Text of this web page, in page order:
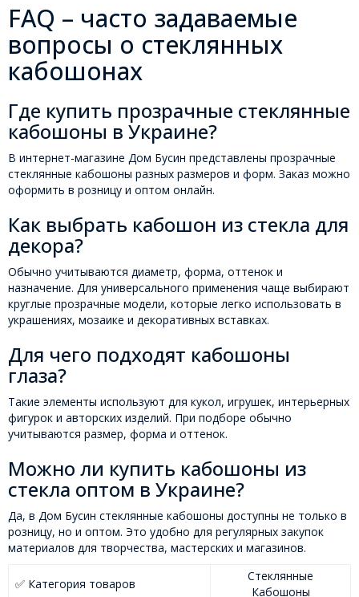
FAQ – часто задаваемые
вопросы о стеклянных
кабошонах
Где купить прозрачные стеклянные
кабошоны в Украине?
В интернет-магазине Дом Бусин представлены прозрачные
стеклянные кабошоны разных размеров и форм. Заказ можно
оформить в розницу и оптом онлайн.
Как выбрать кабошон из стекла для
декора?
Обычно учитываются диаметр, форма, оттенок и
назначение. Для универсального применения чаще выбирают
круглые прозрачные модели, которые легко использовать в
украшениях, мозаике и декоративных вставках.
Для чего подходят кабошоны
глаза?
Такие элементы используют для кукол, игрушек, интерьерных
фигурок и авторских изделий. При подборе обычно
учитываются размер, форма и оттенок.
Можно ли купить кабошоны из
стекла оптом в Украине?
Да, в Дом Бусин стеклянные кабошоны доступны не только в
розницу, но и оптом. Это удобно для регулярных закупок
материалов для творчества, мастерских и магазинов.
✅ Категория товаров
Стеклянные
Кабошоны